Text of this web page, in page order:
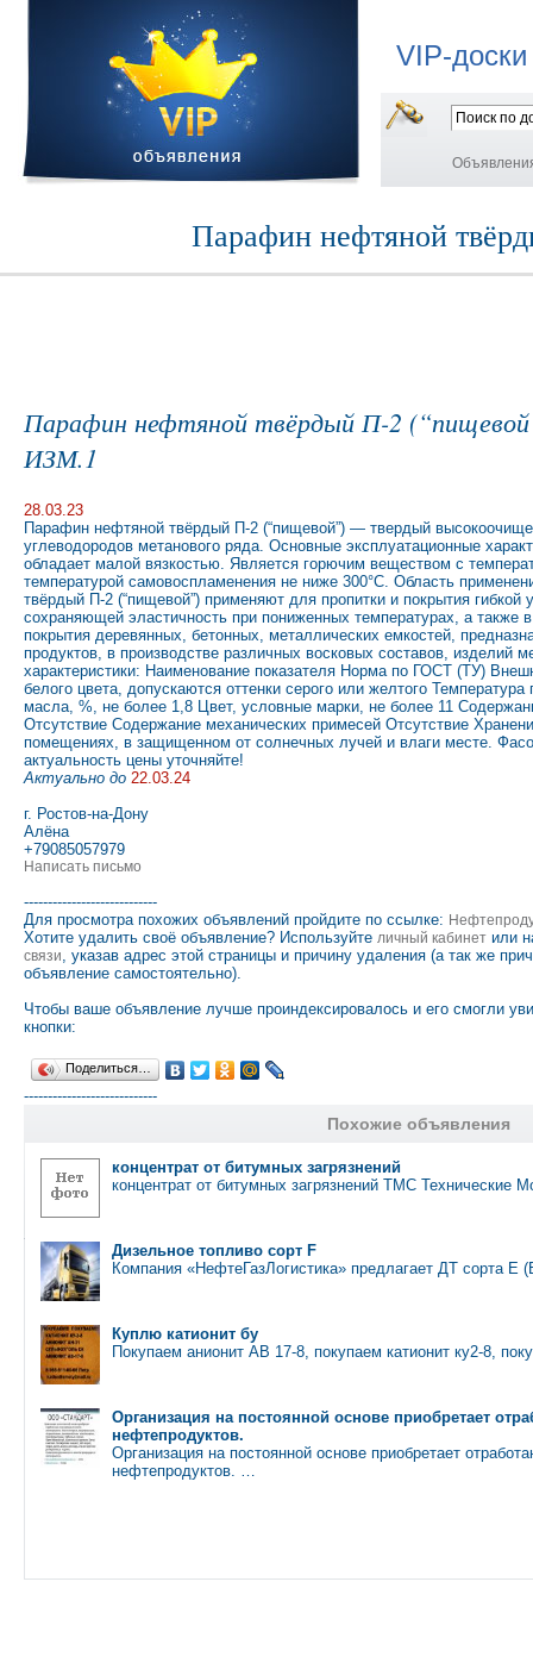
VIP-
Парафин нефтяной
Парафин нефтяной твёрдый П-2
ИЗМ.1
28.03.23
Парафин нефтяной твёрдый П-2 (“пищевой”) — твердый
углеводородов метанового ряда. Основные эксплуатационные
обладает малой вязкостью. Является горючим веществом с
температурой самовоспламенения не ниже 300°С. Область
твёрдый П-2 (“пищевой”) применяют для пропитки и покрытия гибкой
сохраняющей эластичность при пониженных температурах, а также
покрытия деревянных, бетонных, металлических емкостей,
продуктов, в производстве различных восковых составов, изделий
характеристики: Наименование показателя Норма по ГОСТ (ТУ)
белого цвета, допускаются оттенки серого или желтого
масла, %, не более 1,8 Цвет, условные марки, не более 11
Отсутствие Содержание механических примесей Отсутствие
помещениях, в защищенном от солнечных лучей и влаги месте.
актуальность цены уточняйте!
Актуально до 22.03.24
г. Ростов-на-Дону
Алёна
+79085057979
Написать письмо
----------------------------
Для просмотра похожих объявлений пройдите по ссылке:
Хотите удалить своё объявление? Используйте личный кабинет или
связи, указав адрес этой страницы и причину удаления (а так же
объявление самостоятельно).
Чтобы ваше объявление лучше проиндексировалось и его смогли
кнопки:
Поделиться…
----------------------------
Похожие объявления
концентрат от битумных загрязнений
концентрат от битумных загрязнений ТМС
Дизельное топливо сорт F
Компания «НефтеГазЛогистика» предлагает ДТ сорта Е
Куплю катионит бу
Покупаем анионит АВ 17-8, покупаем катионит ку2-8,
Организация на постоянной основе приобретает
нефтепродуктов.
Организация на постоянной основе приобретает
нефтепродуктов. …